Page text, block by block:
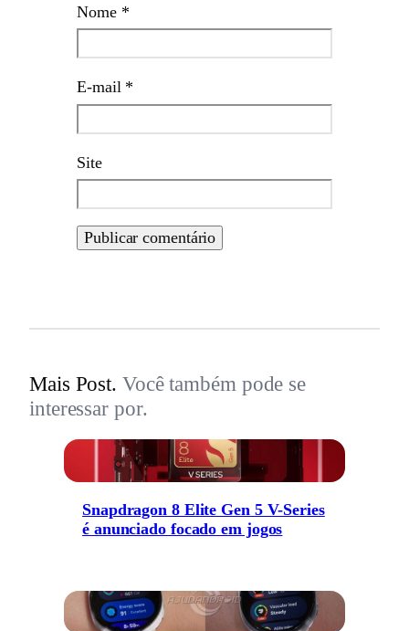
Nome *
E-mail *
Site
Mais Post. Você também pode se
interessar por.
Snapdragon 8 Elite Gen 5 V-Series
é anunciado focado em jogos